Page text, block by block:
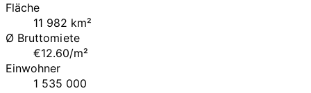
Fläche
11 982 km²
Ø Bruttomiete
€12.60/m²
Einwohner
1 535 000